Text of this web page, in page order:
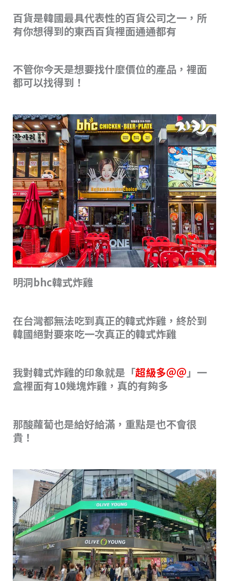
百貨是韓國最具代表性的百貨公司之一，所
有你想得到的東西百貨裡面通通都有
不管你今天是想要找什麼價位的產品，裡面
都可以找得到！
明洞bhc韓式炸雞
在台灣都無法吃到真正的韓式炸雞，終於到
韓國絕對要來吃一次真正的韓式炸雞
我對韓式炸雞的印象就是「超級多＠＠」一
盒裡面有10幾塊炸雞，真的有夠多
那酸蘿蔔也是給好給滿，重點是也不會很
貴！